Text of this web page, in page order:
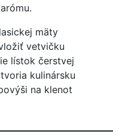
mäty
vetvičku
lístok čerstvej
kulinársku
na klenot